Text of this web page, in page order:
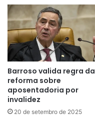
Barroso valida regra da
reforma sobre
aposentadoria por
invalidez
20 de setembro de 2025